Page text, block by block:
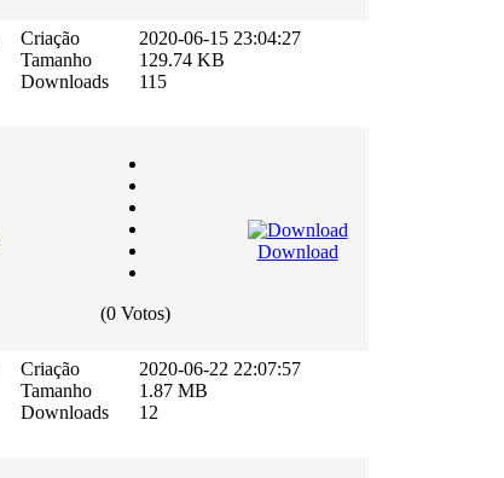
Criação
Tamanho
Downloads
2020-06-15 23:04:27
129.74 KB
115
(0 Votos)
Download
Criação
Tamanho
Downloads
2020-06-22 22:07:57
1.87 MB
12